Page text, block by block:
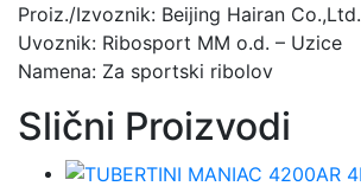
Proiz./Izvoznik: Beijing Hairan Co.,Ltd.
Uvoznik: Ribosport MM o.d. – Uzice
Namena: Za sportski ribolov
Slični Proizvodi